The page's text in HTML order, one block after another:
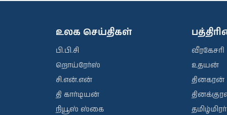
உலக செய்திகள்
பி.பி.சி
றொய்ரேர்ஸ்
சி.என்.என்
தி கார்டியன்
நியூஸ் ஸ்கை
வீரகேசரி
உதயன்
தினகரன்
தமிழ்மிரர்